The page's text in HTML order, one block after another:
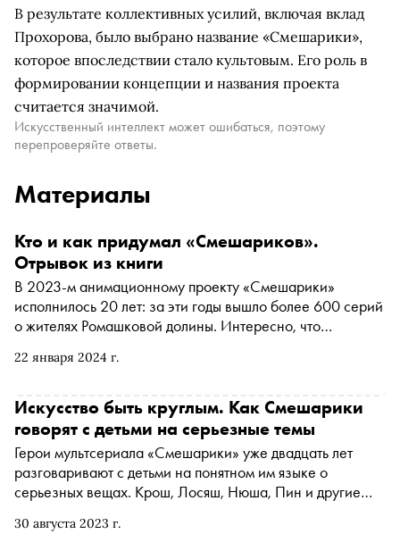
В результате коллективных усилий, включая вклад
Прохорова, было выбрано название «Смешарики»,
которое впоследствии стало культовым. Его роль в
формировании концепции и названия проекта
считается значимой.
Искусственный интеллект может ошибаться, поэтому
перепроверяйте ответы.
Материалы
22 января 2024 г.
Кто и как придумал «Смешариков».
Отрывок из книги
В 2023-м анимационному проекту «Смешарики»
исполнилось 20 лет: за эти годы вышло более 600 серий
о жителях Ромашковой долины. Интересно, что
Шайхинурова мало кто верил. О том, как проходила
мультсериала Мария Корнилова написала книгу
«Смешарики. История культовой вселенной». С
разрешения издательства «Бомбора» «Сноб» публикует
отрывок
30 августа 2023 г.
Искусство быть круглым. Как Смешарики
говорят с детьми на серьезные темы
Герои мультсериала «Смешарики» уже двадцать лет
разговаривают с детьми на понятном им языке о
серьезных вещах. Крош, Лосяш, Нюша, Пин и другие
жизни и важности прощения. До 25 сентября на